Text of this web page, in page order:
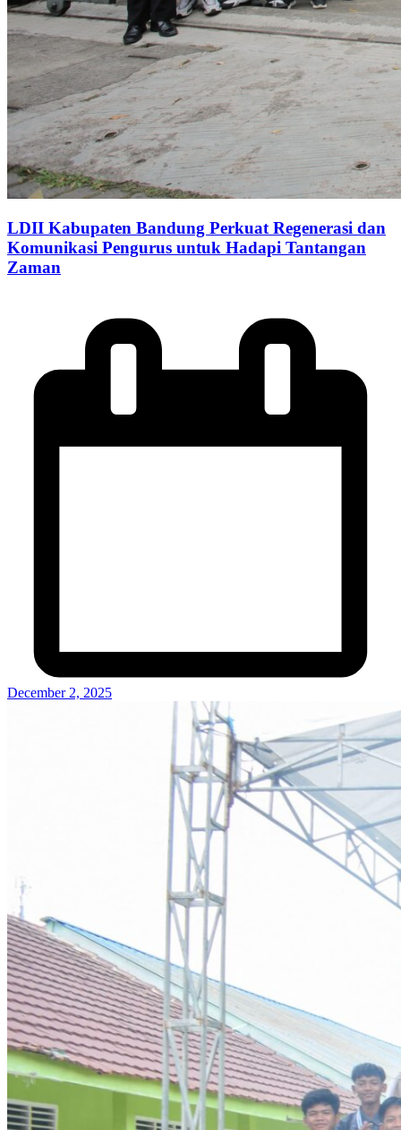
LDII Kabupaten Bandung Perkuat Regenerasi dan
Komunikasi Pengurus untuk Hadapi Tantangan
Zaman
December 2, 2025